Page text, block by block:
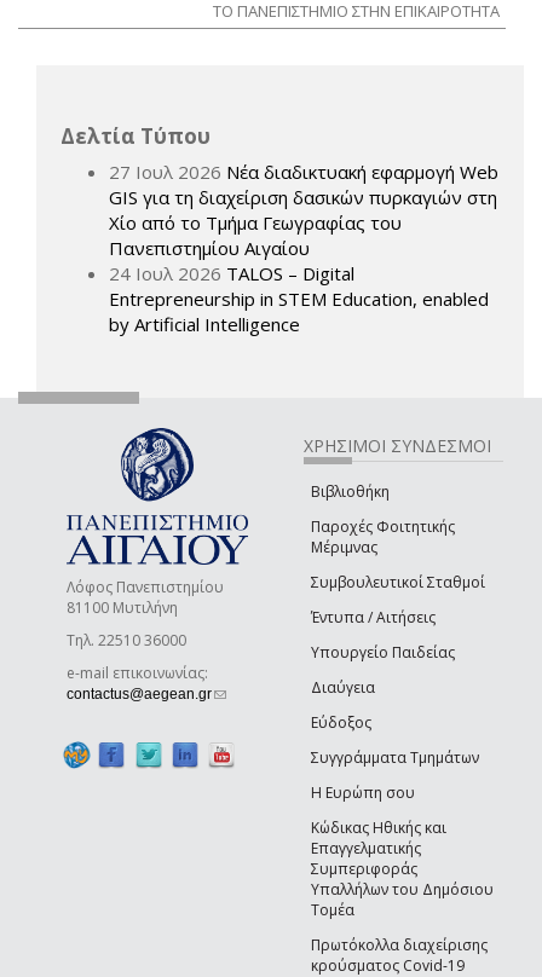
ΤΟ ΠΑΝΕΠΙΣΤΗΜΙΟ ΣΤΗΝ ΕΠΙΚΑΙΡΟΤΗΤΑ
Δελτία Τύπου
27 Ιουλ 2026 Νέα διαδικτυακή εφαρμογή Web
GIS για τη διαχείριση δασικών πυρκαγιών στη
Χίο από το Τμήμα Γεωγραφίας του
Πανεπιστημίου Αιγαίου
24 Ιουλ 2026 TALOS – Digital
Entrepreneurship in STEM Education, enabled
by Artificial Intelligence
Λόφος Πανεπιστημίου
81100 Μυτιλήνη
Τηλ. 22510 36000
e-mail επικοινωνίας:
contactus@aegean.gr(link sends e-mail)
ΧΡΗΣΙΜΟΙ ΣΥΝΔΕΣΜΟΙ
Βιβλιοθήκη
Παροχές Φοιτητικής
Μέριμνας
Συμβουλευτικοί Σταθμοί
Έντυπα / Αιτήσεις
Υπουργείο Παιδείας
Διαύγεια
Εύδοξος
Συγγράμματα Τμημάτων
Η Ευρώπη σου
Κώδικας Ηθικής και
Επαγγελματικής
Συμπεριφοράς
Υπαλλήλων του Δημόσιου
Τομέα
Πρωτόκολλα διαχείρισης
κρούσματος Covid-19